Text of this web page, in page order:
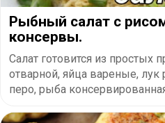
Рыбный салат с
консервы.
Салат готовится из простых
отварной, яйца вареные, лук
перо, рыба